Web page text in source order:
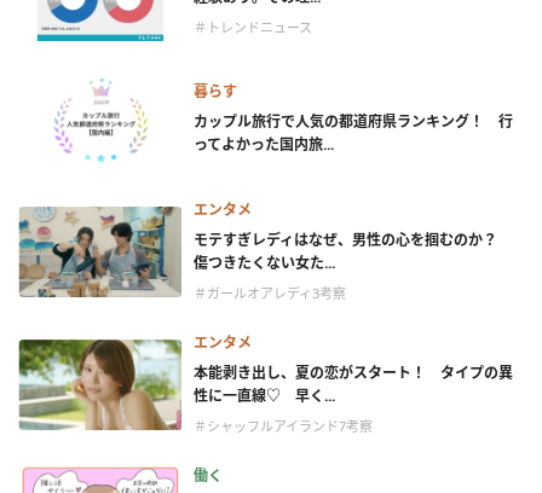
＃トレンドニュース
暮らす
カップル旅行で人気の都道府県ランキング！ 行
ってよかった国内旅...
エンタメ
モテすぎレディはなぜ、男性の心を掴むのか？
傷つきたくない女た...
＃ガールオアレディ3考察
エンタメ
本能剥き出し、夏の恋がスタート！ タイプの異
性に一直線♡ 早く...
＃シャッフルアイランド7考察
働く